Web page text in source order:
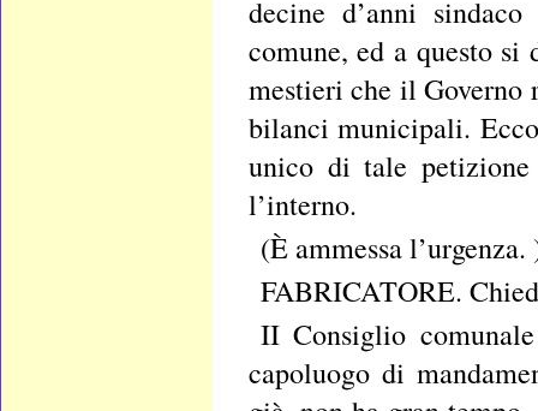
decine d’anni
comune, ed a questo
mestieri che il Governo
bilanci municipali.
unico di tale
l’interno.
(È ammessa l’urgenza.
FABRICATORE.
II Consiglio
capoluogo di